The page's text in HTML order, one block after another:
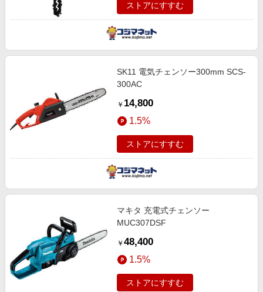
ストアにすすむ
SK11 電気チェンソー300mm SCS-
300AC
￥ 14,800
1.5%
ストアにすすむ
マキタ 充電式チェンソー
MUC307DSF
￥ 48,400
1.5%
ストアにすすむ